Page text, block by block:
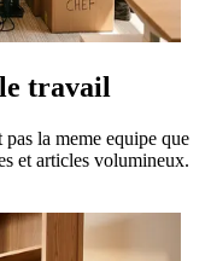
travail
la meme equipe que
et articles volumineux.